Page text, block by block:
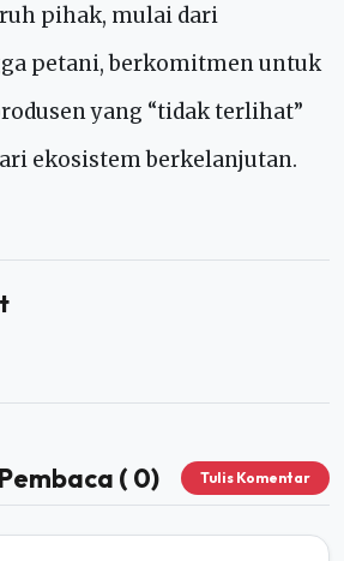
pihak, mulai dari
petani, berkomitmen untuk
yang “tidak terlihat”
ekosistem berkelanjutan.
( 0) Tulis Komentar